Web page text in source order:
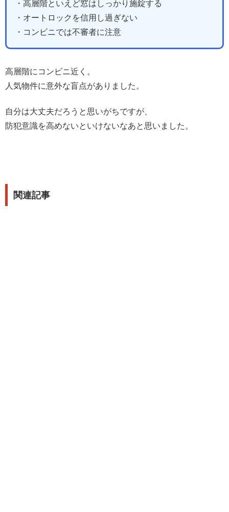
・高層階といえど窓はしっかり施錠する
・オートロックを信用し過ぎない
・コンビニでは不審者に注意
高層階にコンビニ近く。
人気物件に意外な盲点がありました。
自分は大丈夫だろうと思いがちですが、
防犯意識を高めないといけないなあと思いました。
関連記事